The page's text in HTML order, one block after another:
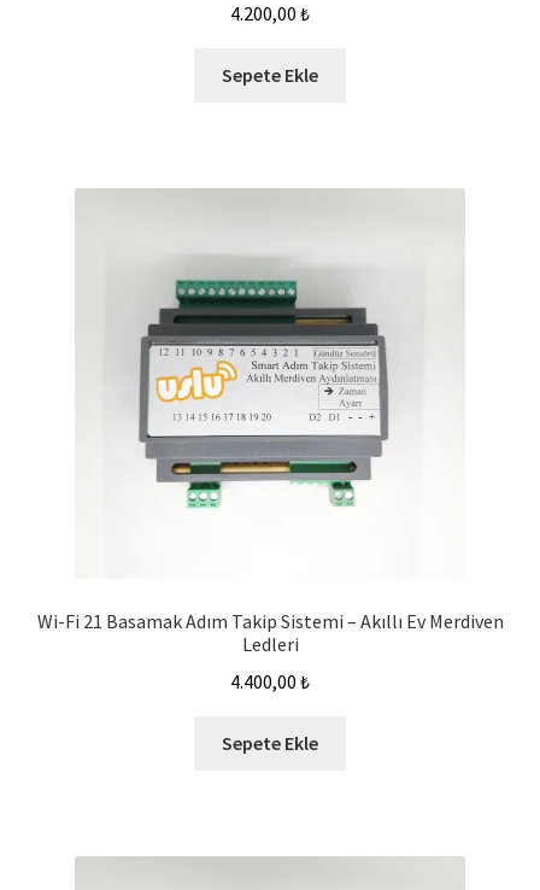
4.200,00 ₺
Sepete Ekle
Wi-Fi 21 Basamak Adım Takip Sistemi – Akıllı Ev Merdiven
Ledleri
4.400,00 ₺
Sepete Ekle